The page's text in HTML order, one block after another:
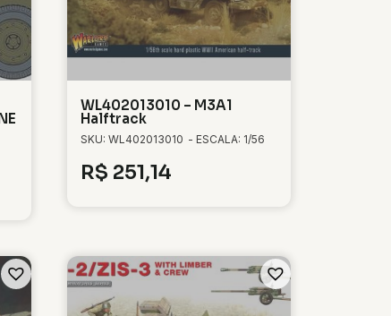
WL402013010 – M3A1
Halftrack
SKU: WL402013010 - ESCALA: 1/56
R$ 251,14